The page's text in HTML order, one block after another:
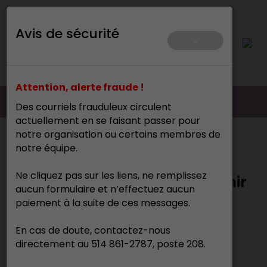
Avis de sécurité
Attention, alerte fraude !
Des courriels frauduleux circulent
actuellement en se faisant passer pour
notre organisation ou certains membres de
notre équipe.
Ne cliquez pas sur les liens, ne remplissez
aucun formulaire et n’effectuez aucun
paiement à la suite de ces messages.
En cas de doute, contactez-nous
directement au 514 861-2787, poste 208.
Accueil>Procédure et artisans-emerites
Lignes directrices pour devenir
membre émérite
Voici les conditions